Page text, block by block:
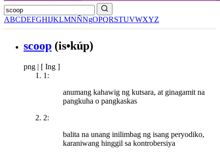
ABCDEFGHIJKLMNÑNgOPQRSTUVWXYZ
scoop (is•kúp)
png | [ Ing ]
1:
anumang kahawig ng kutsara, at ginagamit na
pangkuha o pangkaskas
2:
balita na unang inilimbag ng isang peryodiko,
karaniwang hinggil sa kontrobersiya